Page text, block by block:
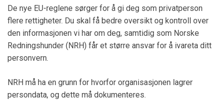
De nye EU-reglene sørger for å gi deg som privatperson
flere rettigheter. Du skal få bedre oversikt og kontroll over
den informasjonen vi har om deg, samtidig som Norske
Redningshunder (NRH) får et større ansvar for å ivareta ditt
personvern.
NRH må ha en grunn for hvorfor organisasjonen lagrer
persondata, og dette må dokumenteres.